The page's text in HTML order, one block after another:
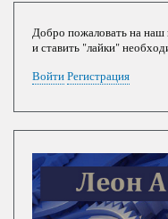
Добро пожаловать на наш
и ставить "лайки"
ВойтиРегистрация